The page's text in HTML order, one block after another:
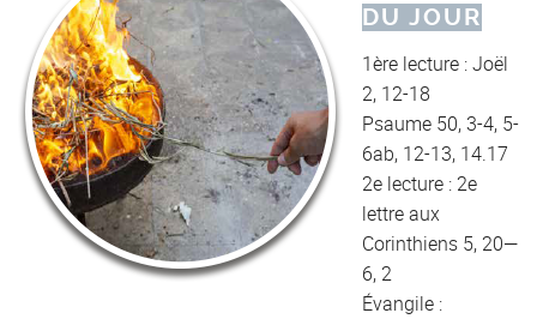
DU JOUR
1ère lecture : Joël
2, 12-18
Psaume 50, 3-4, 5-
6ab, 12-13, 14.17
2e lecture : 2e
lettre aux
Corinthiens 5, 20—
6, 2
Évangile :